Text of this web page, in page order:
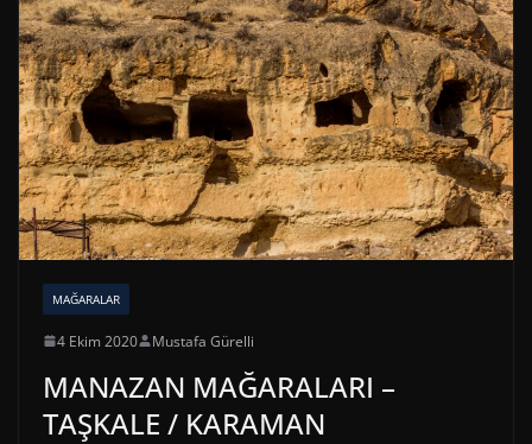
MAĞARALAR
4 Ekim 2020 Mustafa Gürelli
MANAZAN MAĞARALARI –
TAŞKALE / KARAMAN